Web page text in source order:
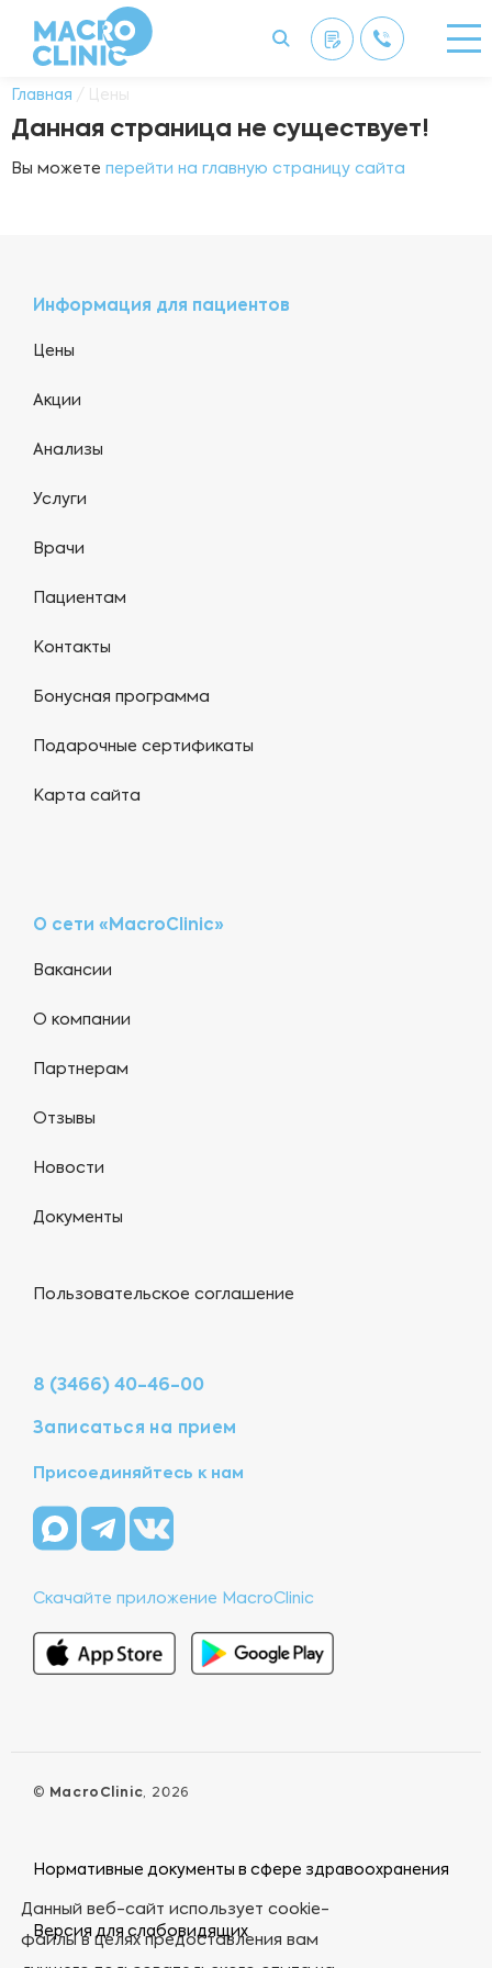
Главная / Цены
Данная страница не существует!
Вы можете перейти на главную страницу сайта
Информация для пациентов
Цены
Акции
Анализы
Услуги
Врачи
Пациентам
Контакты
Бонусная программа
Подарочные сертификаты
Карта сайта
О сети «MacroClinic»
Вакансии
О компании
Партнерам
Отзывы
Новости
Документы
Пользовательское соглашение
8 (3466) 40-46-00
Записаться на прием
Присоединяйтесь к нам
Скачайте приложение MacroClinic
© MacroClinic, 2026
Нормативные документы в сфере здравоохранения
Версия для слабовидящих
Данный веб-сайт использует cookie-
файлы в целях предоставления вам